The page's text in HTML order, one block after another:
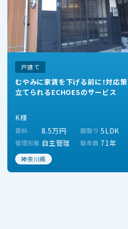
戸建て
むやみに家賃を下げる前に！対応
立てられるECHOESのサービス
K様
賃料 8.5万円 間取り 5LDK
管理形態 自主管理 築年数 71年
神奈川県